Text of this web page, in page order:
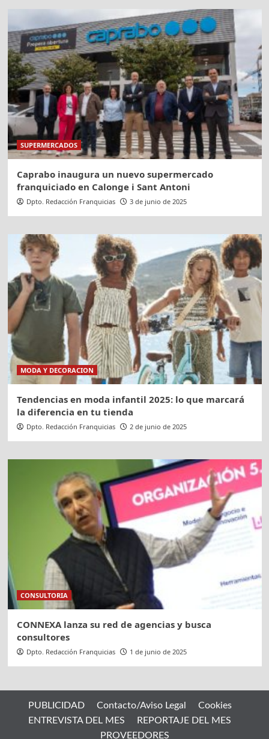
SUPERMERCADOS
Caprabo inaugura un nuevo supermercado
franquiciado en Calonge i Sant Antoni
Dpto. Redacción Franquicias 3 de junio de 2025
MODA Y DECORACION
Tendencias en moda infantil 2025: lo que marcará
la diferencia en tu tienda
Dpto. Redacción Franquicias 2 de junio de 2025
CONSULTORIA
CONNEXA lanza su red de agencias y busca
consultores
Dpto. Redacción Franquicias 1 de junio de 2025
PUBLICIDAD Contacto/Aviso Legal
Cookies
ENTREVISTA DEL MES
REPORTAJE DEL MES
PROVEEDORES